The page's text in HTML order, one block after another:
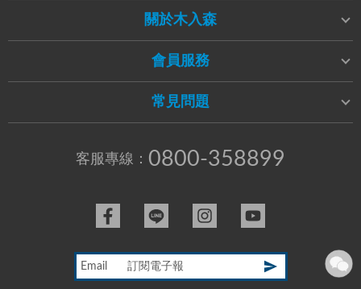
關於木入森
會員服務
常見問題
客服專線： 0800-358899
Email